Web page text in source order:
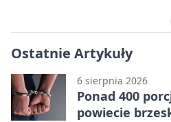
Ostatnie Artykuły
6 sierpnia 2026
Ponad 400
powiecie